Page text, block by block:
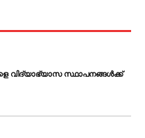
വിദ്യാഭ്യാസ സ്ഥാപനങ്ങൾക്ക്